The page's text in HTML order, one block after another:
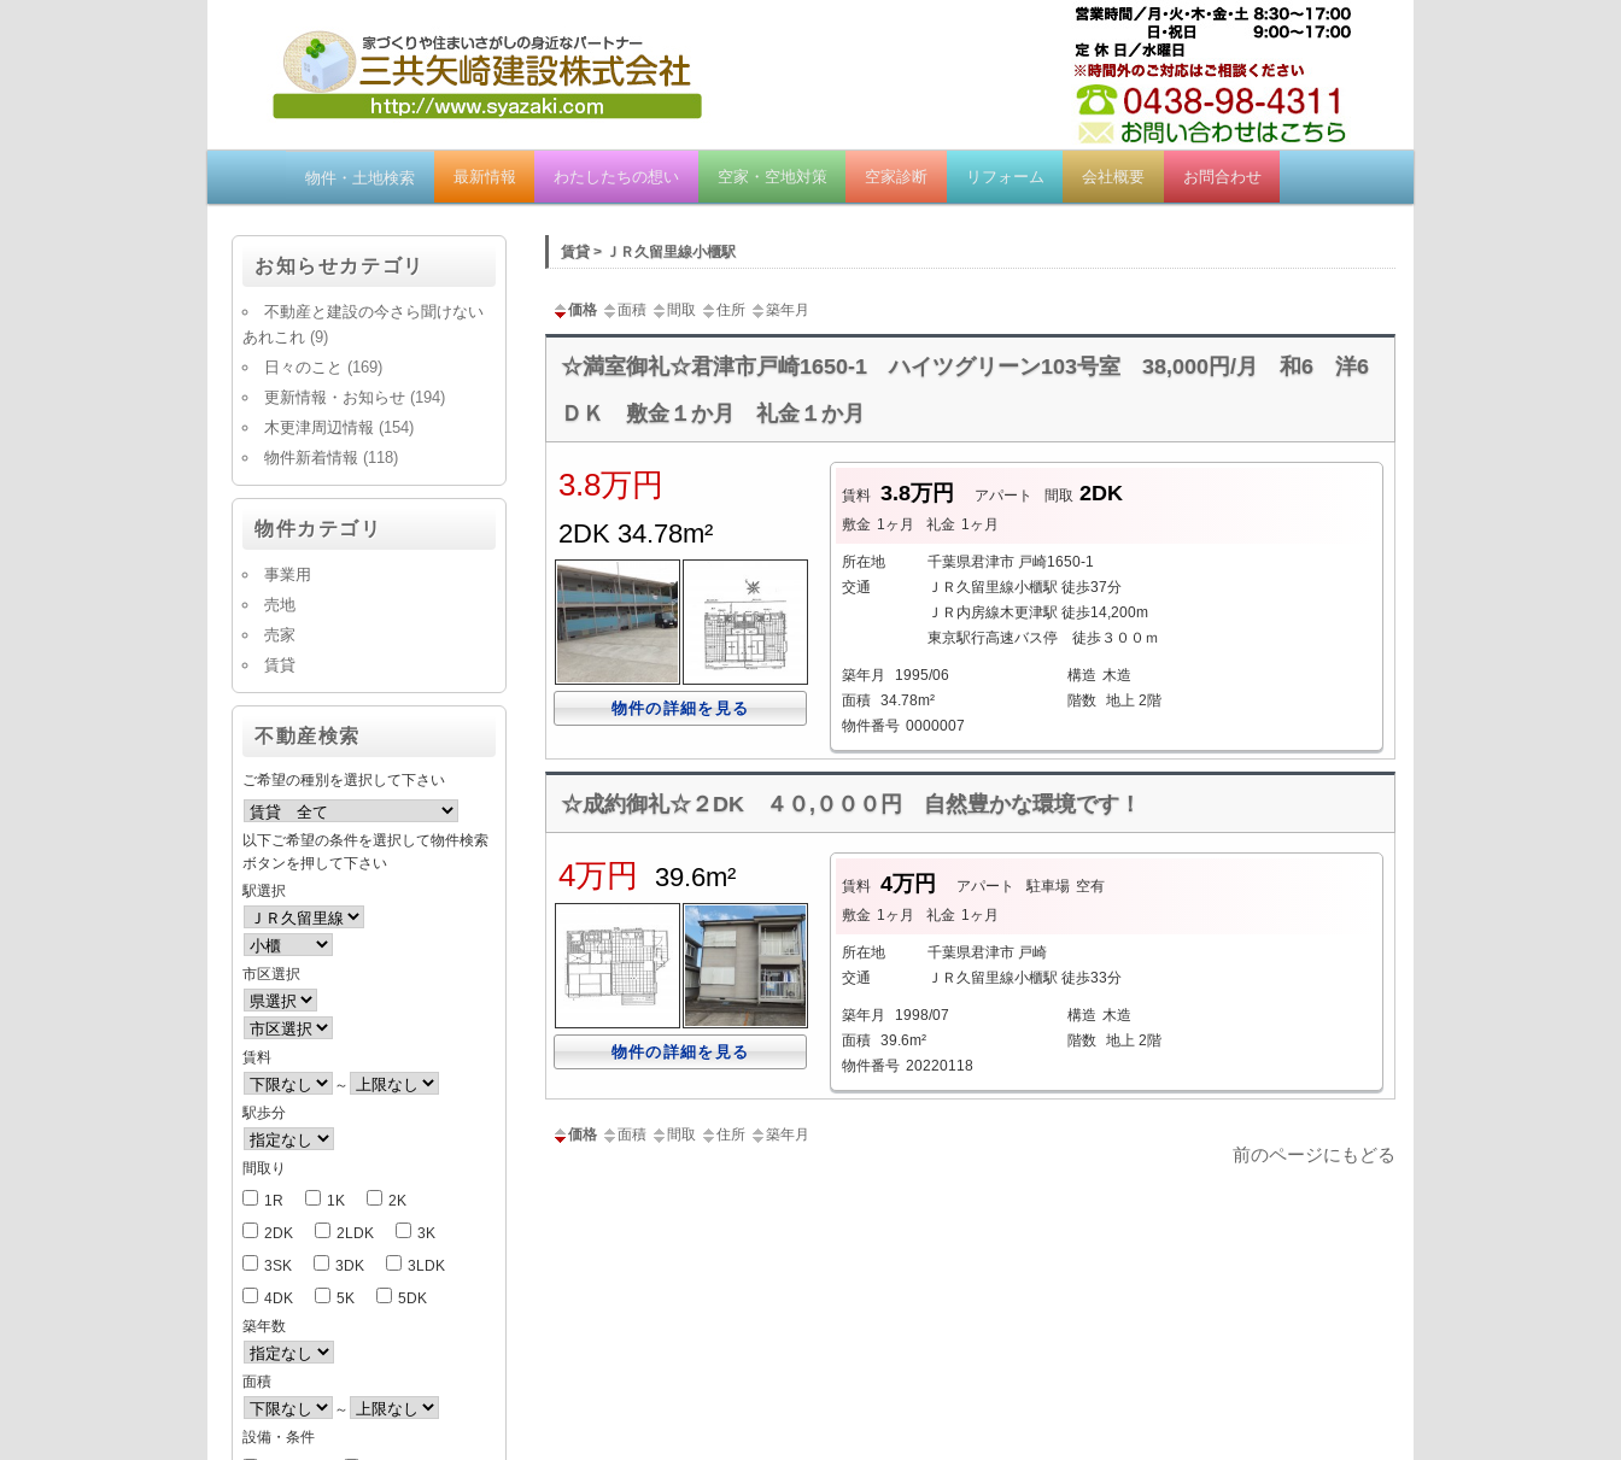
物件・土地検索 最新情報 わたしたちの想い 空家・空地対策 空家診断 リフォーム 会社概要 お問合わせ
賃貸 > ＪＲ久留里線小櫃駅
価格 面積 間取 住所 築年月
☆満室御礼☆君津市戸崎1650-1 ハイツグリーン103号室 38,000円/月 和6 洋6
ＤＫ 敷金１か月 礼金１か月
3.8万円
2DK 34.78m²
物件の詳細を見る
賃料 3.8万円 アパート 間取 2DK
敷金 1ヶ月 礼金 1ヶ月
所在地
千葉県君津市 戸崎1650-1
交通
ＪＲ久留里線小櫃駅 徒歩37分
ＪＲ内房線木更津駅 徒歩14,200m
東京駅行高速バス停 徒歩３００ｍ
築年月 1995/06 構造 木造
面積 34.78m² 階数 地上 2階
物件番号 0000007
☆成約御礼☆２DK ４０,０００円 自然豊かな環境です！
4万円 39.6m²
物件の詳細を見る
賃料 4万円 アパート 駐車場 空有
敷金 1ヶ月 礼金 1ヶ月
所在地
千葉県君津市 戸崎
交通
ＪＲ久留里線小櫃駅 徒歩33分
築年月 1998/07 構造 木造
面積 39.6m² 階数 地上 2階
物件番号 20220118
価格 面積 間取 住所 築年月
前のページにもどる
お知らせカテゴリ
不動産と建設の今さら聞けない
あれこれ (9)
日々のこと (169)
更新情報・お知らせ (194)
木更津周辺情報 (154)
物件新着情報 (118)
物件カテゴリ
事業用
売地
売家
賃貸
不動産検索
ご希望の種別を選択して下さい
以下ご希望の条件を選択して物件検索
ボタンを押して下さい
駅選択
市区選択
賃料
～
駅歩分
間取り
1R
1K
2K
2DK
2LDK
3K
3SK
3DK
3LDK
4DK
5K
5DK
築年数
面積
～
設備・条件